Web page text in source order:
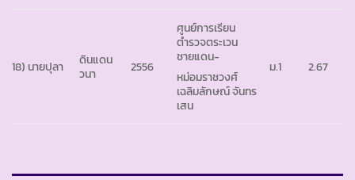
18) นายปุลา
ดินแดน
วนา
2556
ศูนย์การเรียน
ตำรวจตระเวน
ชายแดน-
หม่อมราชวงศ์
เฉลิมลักษณ์ จันทร
เสน
ม.1 2.67